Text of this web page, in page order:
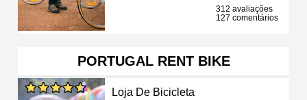
312 avaliações
127 comentários
PORTUGAL RENT BIKE
Loja De Bicicleta